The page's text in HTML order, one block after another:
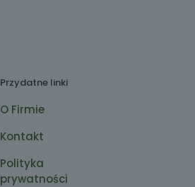
Przydatne linki
O Firmie
Kontakt
Polityka
prywatności